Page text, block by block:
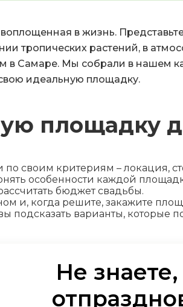
в жизнь.
тропических растений, в
в Самаре. Мы собрали в нашем
идеальную площадку.
площадку
своим критериям – локация,
особенности каждой
бюджет свадьбы.
и, когда решите, закажите
подсказать варианты, которые
Не знаете,